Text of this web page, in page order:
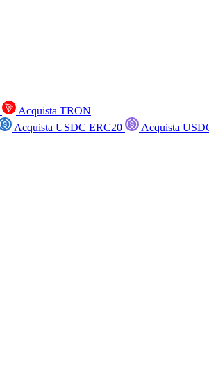
Acquista TRON
Acquista USDC ERC20
Acquista